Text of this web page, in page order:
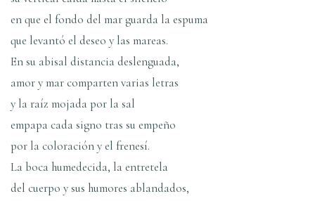
en que el fondo del mar guarda la espuma
que levantó el deseo y las mareas.
En su abisal distancia deslenguada,
amor y mar comparten varias letras
y la raí­z mojada por la sal
empapa cada signo tras su empeño
por la coloración y el frenesí­.
La boca humedecida, la entretela
del cuerpo y sus humores ablandados,